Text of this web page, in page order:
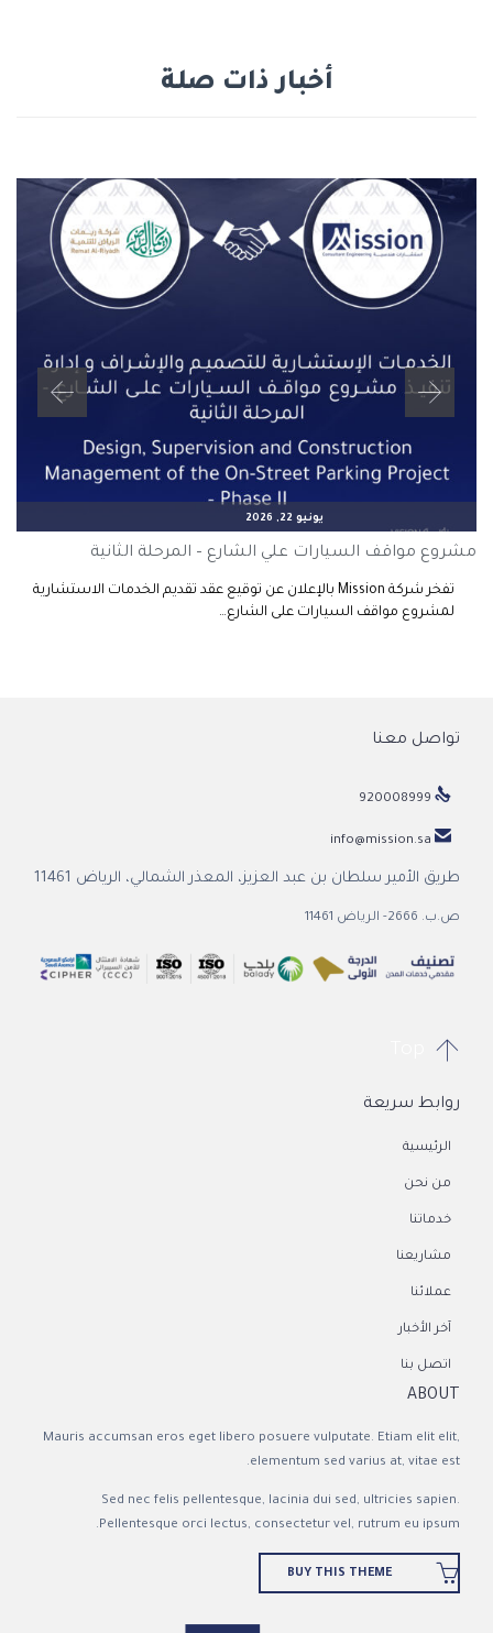
أخبار ذات صلة
يونيو 22, 2026
مشروع مواقف السيارات علي الشارع – المرحلة الثانية
تفخر شركة Mission بالإعلان عن توقيع عقد تقديم الخدمات الاستشارية
لمشروع مواقف السيارات على الشارع…
تواصل معنا


طريق الأمير سلطان بن عبد العزيز، المعذر الشمالي، الرياض 11461
ص.ب. 2666- الرياض 11461

روابط سريعة
الرئيسية
من نحن
خدماتنا
مشاريعنا
عملائنا
آخر الأخبار
اتصل بنا
ABOUT
Mauris accumsan eros eget libero posuere vulputate. Etiam elit elit,
elementum sed varius at, vitae est.
Sed nec felis pellentesque, lacinia dui sed, ultricies sapien.
Pellentesque orci lectus, consectetur vel, rutrum eu ipsum.

BUY THIS THEME